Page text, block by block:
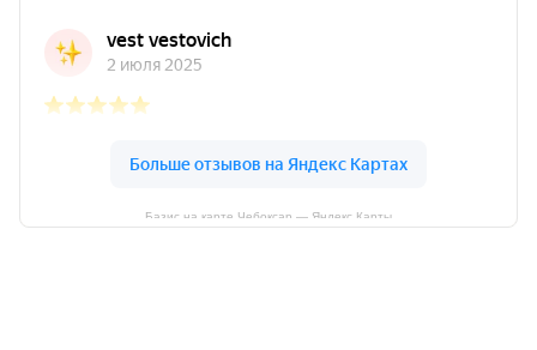
Базис на карте Чебоксар — Яндекс Карты